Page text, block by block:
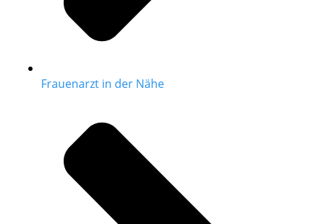
Frauenarzt in der Nähe